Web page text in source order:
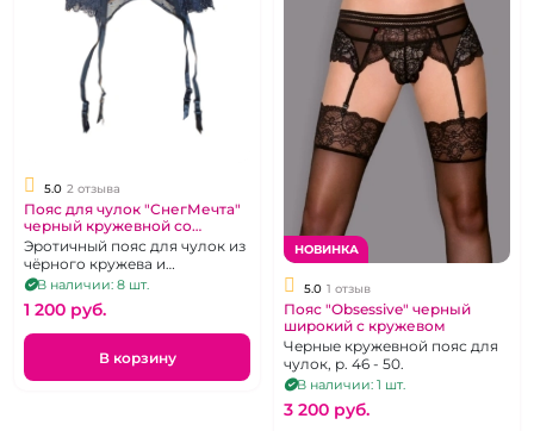
5.0 2 отзыва
Пояс для чулок "СнегМечта"
черный кружевной со
вставкой микросетка
Эротичный пояс для чулок из
чёрного кружева и
микросетки. Размер М.
В наличии: 8 шт.
1 200 pуб.
В корзину
НОВИНКА
5.0 1 отзыв
Пояс "Obsessive" черный
широкий с кружевом
Черные кружевной пояс для
чулок, р. 46 - 50.
В наличии: 1 шт.
3 200 pуб.